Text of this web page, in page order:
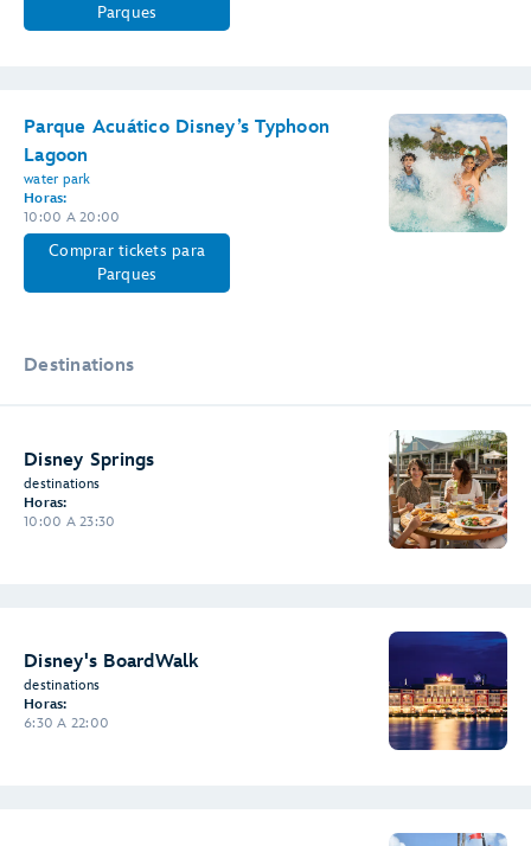
Parques
Parque Acuático Disney’s Typhoon
Lagoon
water park
Horas:
10:00 A 20:00
Comprar tickets para
Parques
Destinations
Disney Springs
destinations
Horas:
10:00 A 23:30
Disney's BoardWalk
destinations
Horas:
6:30 A 22:00